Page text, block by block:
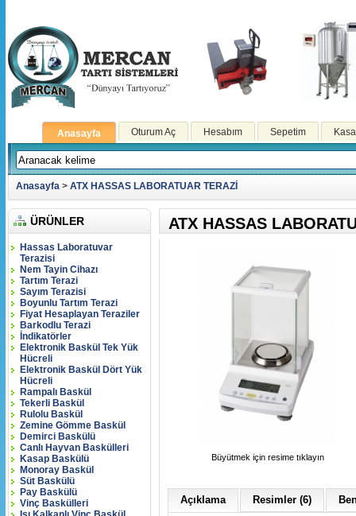
Anasayfa Oturum Aç Hesabım Sepetim
Anasayfa > ATX HASSAS LABORATUAR TERAZİ
ÜRÜNLER
Hassas Laboratuvar
Terazisi
Nem Tayin Cihazı
Tartım Terazi
Sayım Terazisi
Boyunlu Tartım Terazi
Fiyat Hesaplayan Teraziler
Barkodlu Terazi
İndikatörler
Elektronik Baskül Tek Yük
Hücreli
Elektronik Baskül Dört Yük
Hücreli
Rampalı Baskül
Tekerli Baskül
Rulolu Baskül
Zemine Gömme Baskül
Demirci Baskülü
Canlı Hayvan Baskülleri
Kasap Baskülü
Monoray Baskül
Süt Baskülü
Pay Baskülü
Vinç Baskülleri
ATX HASSAS
Büyütmek için resime tıklayın
Açıklama Resimler (6)